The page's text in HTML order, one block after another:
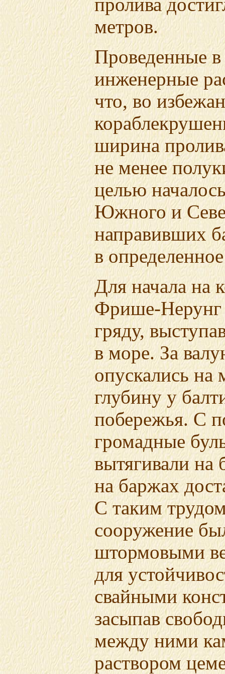
пролива
метров.
Проведенные
инженерные
что, во
ширина
не менее
целью
Южного и
направивших
в
Для начала на
Фрише-Нерунг
гряду,
в море. За
опускались на
глубину у
побережья. С
громадные
вытягивали на
на баржах
С таким
сооружение
штормовыми
для
свайными
засыпав
между ними
раствором